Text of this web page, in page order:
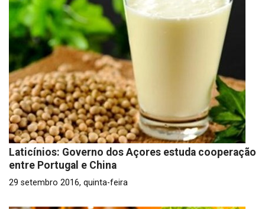
Laticínios: Governo dos Açores estuda cooperação
entre Portugal e China
29 setembro 2016, quinta-feira